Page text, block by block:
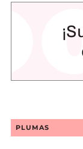
PLUMAS